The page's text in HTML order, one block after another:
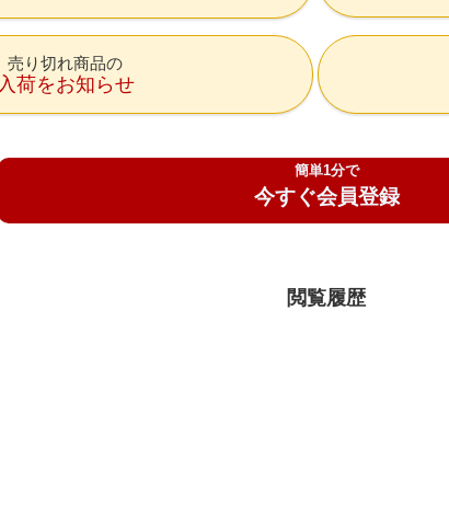
売り切れ商品の
入荷をお知らせ
簡単1分で
今すぐ会員登録
閲覧履歴